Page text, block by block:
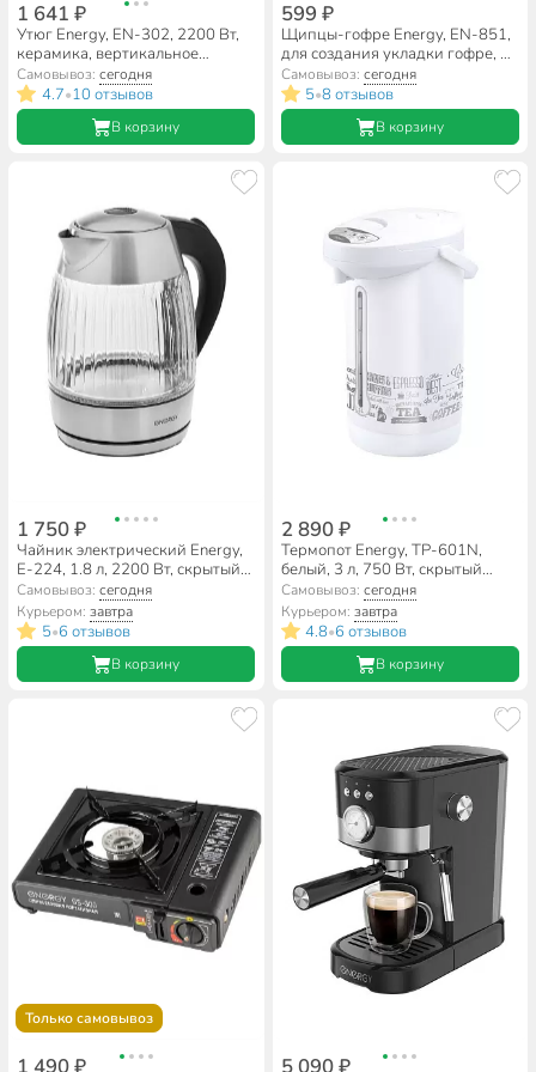
1 641 ₽
Утюг Energy, EN-302, 2200 Вт,
керамика, вертикальное
отпаривание, система
самоочистки, пар, спрей, удар,
1.5 м
Самовывоз:сегодня
4.7•10 отзывов
В корзину
599 ₽
Щипцы-гофре Energy, EN-851,
для создания укладки гофре, 20
Вт, 220 °, 1251
Самовывоз: сегодня
5•8 отзывов
В корзину
1 750 ₽
Чайник электрический Energy,
E-224, 1.8 л, 2200 Вт, скрытый
нагревательный элемент,
стекло
Самовывоз:сегодня
Курьером:завтра
5•6 отзывов
В корзину
2 890 ₽
Термопот Energy, TP-601N,
белый, 3 л, 750 Вт, скрытый
нагревательный элемент,
металл
Самовывоз: сегодня
Курьером: завтра
4.8•6 отзывов
В корзину
Только самовывоз
1 490 ₽ 5 090 ₽